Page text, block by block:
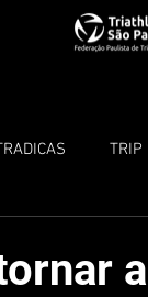
TRIP